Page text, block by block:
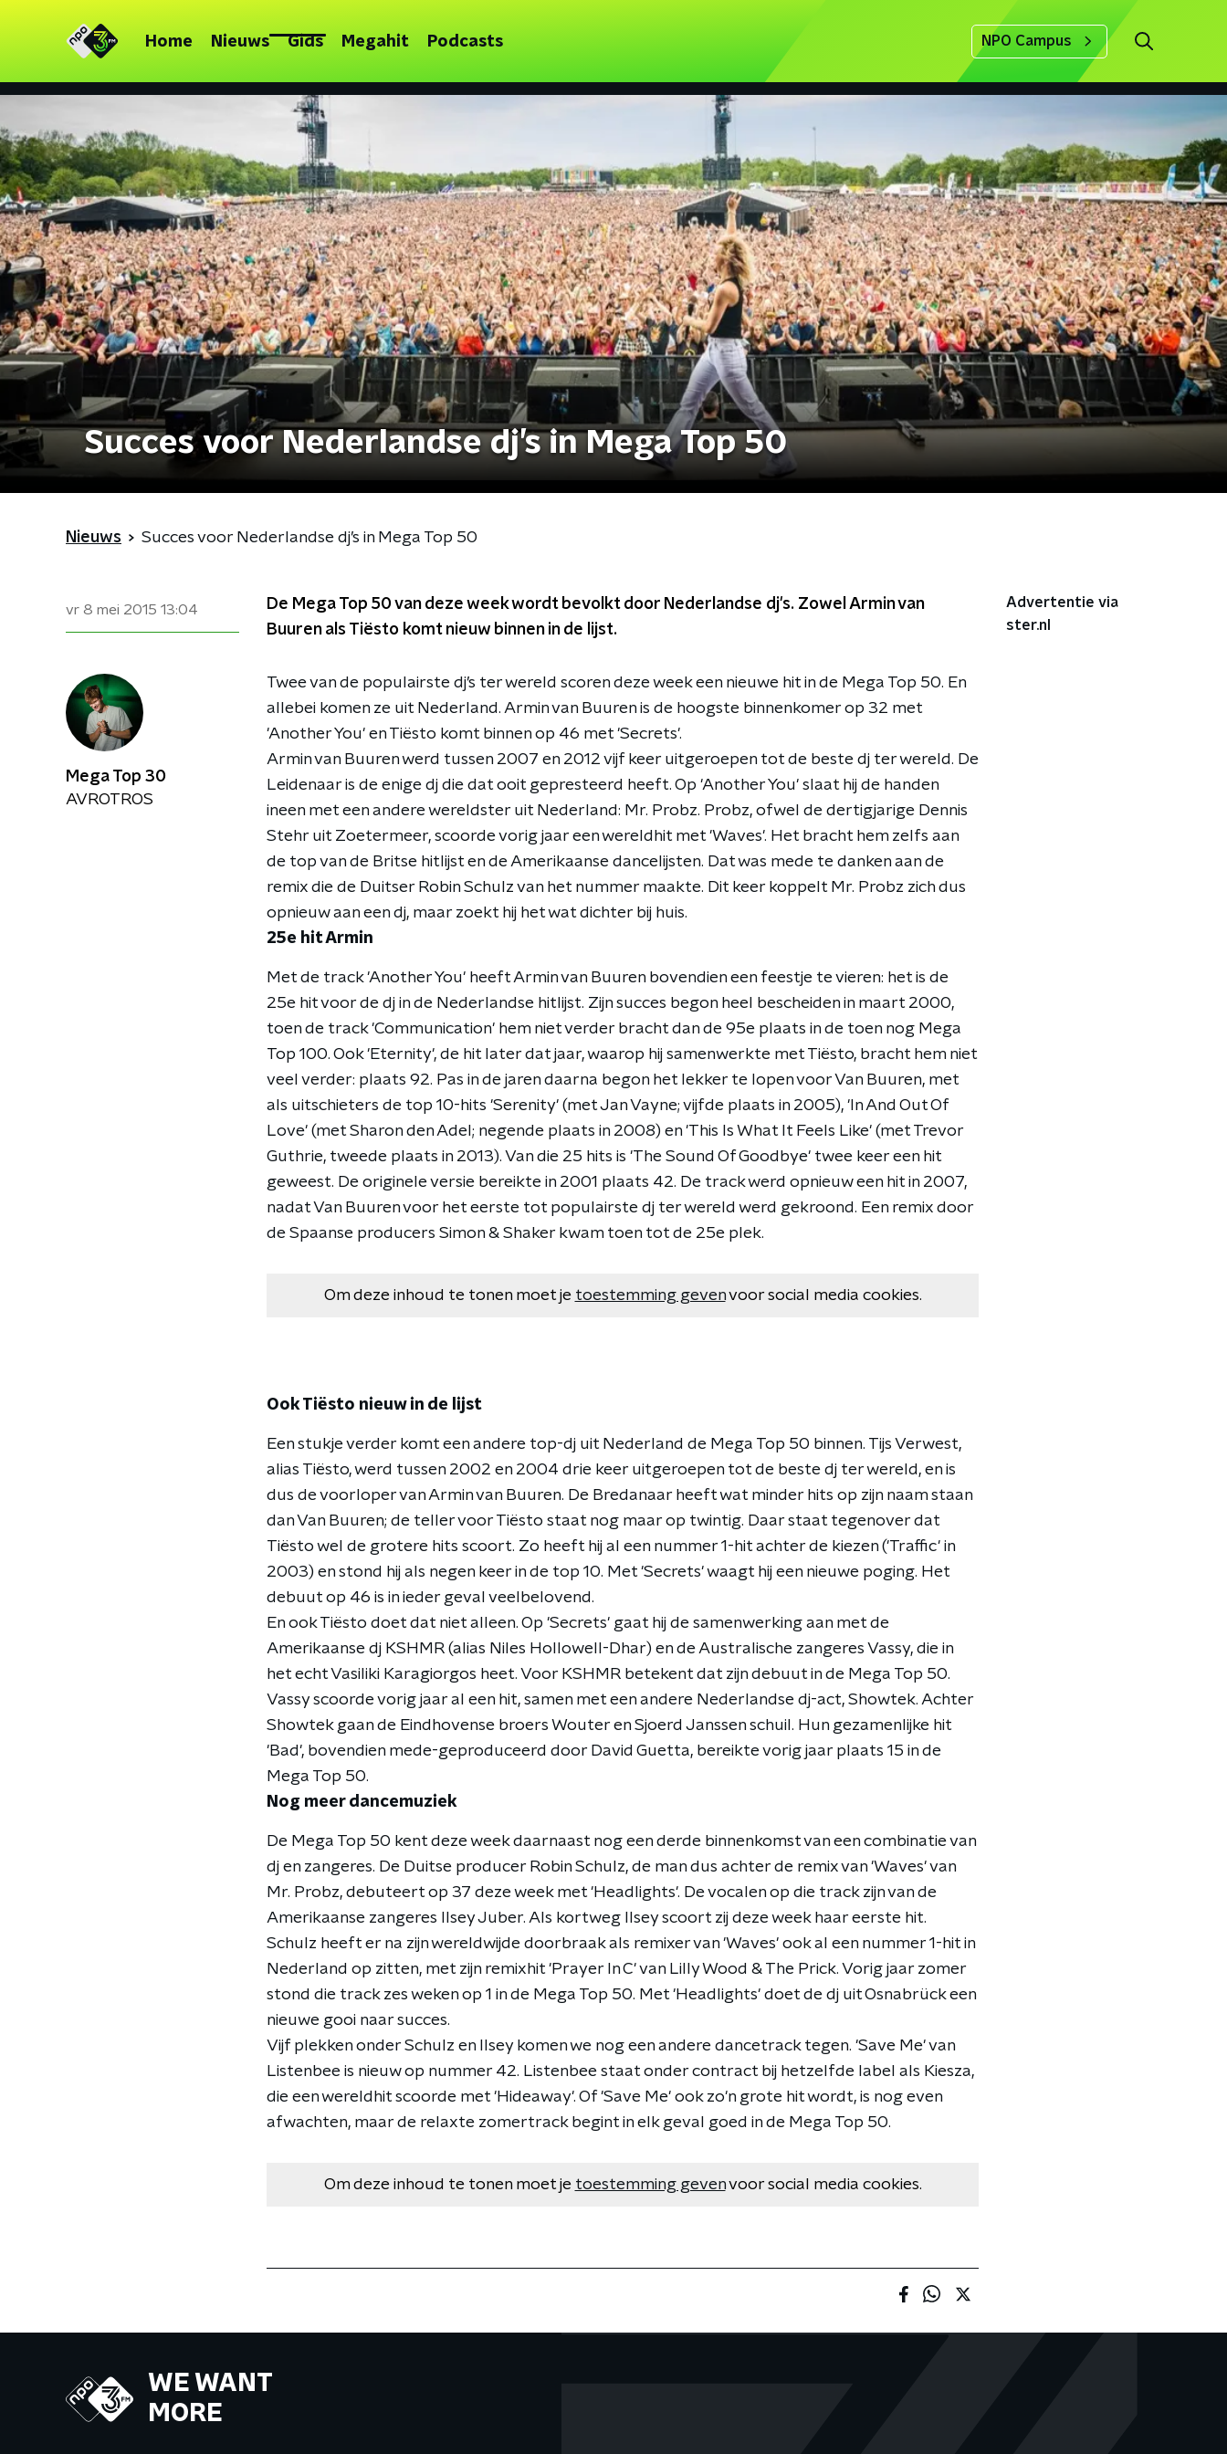
Home Nieuws Gids Megahit Podcasts NPO Campus
Succes voor Nederlandse dj’s in Mega Top 50
Nieuws Succes voor Nederlandse dj’s in Mega Top 50
vr 8 mei 2015 13:04
De Mega Top 50 van deze week wordt bevolkt door Nederlandse dj's. Zowel Armin van
Buuren als Tiësto komt nieuw binnen in de lijst.
Twee van de populairste dj’s ter wereld scoren deze week een nieuwe hit in de Mega Top 50. En
allebei komen ze uit Nederland. Armin van Buuren is de hoogste binnenkomer op 32 met
'Another You' en Tiësto komt binnen op 46 met 'Secrets'.
Armin van Buuren werd tussen 2007 en 2012 vijf keer uitgeroepen tot de beste dj ter wereld. De
Leidenaar is de enige dj die dat ooit gepresteerd heeft. Op 'Another You' slaat hij de handen
ineen met een andere wereldster uit Nederland: Mr. Probz. Probz, ofwel de dertigjarige Dennis
Stehr uit Zoetermeer, scoorde vorig jaar een wereldhit met 'Waves'. Het bracht hem zelfs aan
de top van de Britse hitlijst en de Amerikaanse dancelijsten. Dat was mede te danken aan de
remix die de Duitser Robin Schulz van het nummer maakte. Dit keer koppelt Mr. Probz zich dus
opnieuw aan een dj, maar zoekt hij het wat dichter bij huis.
25e hit Armin
Met de track 'Another You' heeft Armin van Buuren bovendien een feestje te vieren: het is de
25e hit voor de dj in de Nederlandse hitlijst. Zijn succes begon heel bescheiden in maart 2000,
toen de track 'Communication' hem niet verder bracht dan de 95e plaats in de toen nog Mega
Top 100. Ook 'Eternity', de hit later dat jaar, waarop hij samenwerkte met Tiësto, bracht hem niet
veel verder: plaats 92. Pas in de jaren daarna begon het lekker te lopen voor Van Buuren, met
als uitschieters de top 10-hits 'Serenity' (met Jan Vayne; vijfde plaats in 2005), 'In And Out Of
Love' (met Sharon den Adel; negende plaats in 2008) en 'This Is What It Feels Like' (met Trevor
Guthrie, tweede plaats in 2013). Van die 25 hits is 'The Sound Of Goodbye' twee keer een hit
geweest. De originele versie bereikte in 2001 plaats 42. De track werd opnieuw een hit in 2007,
nadat Van Buuren voor het eerste tot populairste dj ter wereld werd gekroond. Een remix door
de Spaanse producers Simon & Shaker kwam toen tot de 25e plek.
Om deze inhoud te tonen moet je toestemming gevenvoor social media cookies.
Ook Tiësto nieuw in de lijst
Een stukje verder komt een andere top-dj uit Nederland de Mega Top 50 binnen. Tijs Verwest,
alias Tiësto, werd tussen 2002 en 2004 drie keer uitgeroepen tot de beste dj ter wereld, en is
dus de voorloper van Armin van Buuren. De Bredanaar heeft wat minder hits op zijn naam staan
dan Van Buuren; de teller voor Tiësto staat nog maar op twintig. Daar staat tegenover dat
Tiësto wel de grotere hits scoort. Zo heeft hij al een nummer 1-hit achter de kiezen ('Traffic' in
2003) en stond hij als negen keer in de top 10. Met 'Secrets' waagt hij een nieuwe poging. Het
debuut op 46 is in ieder geval veelbelovend.
En ook Tiësto doet dat niet alleen. Op 'Secrets' gaat hij de samenwerking aan met de
Amerikaanse dj KSHMR (alias Niles Hollowell-Dhar) en de Australische zangeres Vassy, die in
het echt Vasiliki Karagiorgos heet. Voor KSHMR betekent dat zijn debuut in de Mega Top 50.
Vassy scoorde vorig jaar al een hit, samen met een andere Nederlandse dj-act, Showtek. Achter
Showtek gaan de Eindhovense broers Wouter en Sjoerd Janssen schuil. Hun gezamenlijke hit
'Bad', bovendien mede-geproduceerd door David Guetta, bereikte vorig jaar plaats 15 in de
Mega Top 50.
Nog meer dancemuziek
De Mega Top 50 kent deze week daarnaast nog een derde binnenkomst van een combinatie van
dj en zangeres. De Duitse producer Robin Schulz, de man dus achter de remix van 'Waves' van
Mr. Probz, debuteert op 37 deze week met 'Headlights'. De vocalen op die track zijn van de
Amerikaanse zangeres Ilsey Juber. Als kortweg Ilsey scoort zij deze week haar eerste hit.
Schulz heeft er na zijn wereldwijde doorbraak als remixer van 'Waves' ook al een nummer 1-hit in
Nederland op zitten, met zijn remixhit 'Prayer In C' van Lilly Wood & The Prick. Vorig jaar zomer
stond die track zes weken op 1 in de Mega Top 50. Met 'Headlights' doet de dj uit Osnabrück een
nieuwe gooi naar succes.
Vijf plekken onder Schulz en Ilsey komen we nog een andere dancetrack tegen. 'Save Me' van
Listenbee is nieuw op nummer 42. Listenbee staat onder contract bij hetzelfde label als Kiesza,
die een wereldhit scoorde met 'Hideaway'. Of 'Save Me' ook zo'n grote hit wordt, is nog even
afwachten, maar de relaxte zomertrack begint in elk geval goed in de Mega Top 50.
Om deze inhoud te tonen moet je toestemming gevenvoor social media cookies.
Advertentie via
ster.nl
Mega Top 30
AVROTROS
WE WANT
MORE